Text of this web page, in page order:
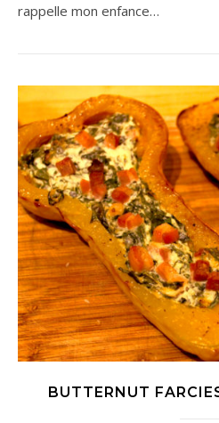
rappelle mon enfance…
BUTTERNUT